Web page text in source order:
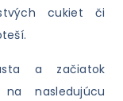
cukiet či
a začiatok
nasledujúcu